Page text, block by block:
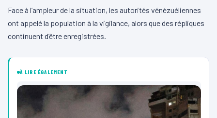
Face à l’ampleur de la situation, les autorités vénézuéliennes
ont appelé la population à la vigilance, alors que des répliques
continuent d’être enregistrées.
À LIRE ÉGALEMENT